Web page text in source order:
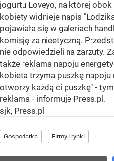
jogurtu Loveyo, na której
kobiety widnieje napis
pojawiała się w galeriach
komisję za nieetyczną.
nie odpowiedzieli na zarzuty.
także reklama napoju
kobieta trzyma puszkę napoju
otworzy każdą ci puszkę" -
reklama - informuje Press.pl.
sjk, Press.pl
Gospodarka Firmy i rynki